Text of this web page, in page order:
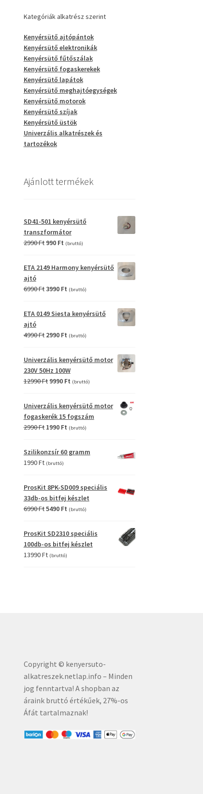
Kategóriák alkatrész szerint
Kenyérsütő ajtópántok
Kenyérsütő elektronikák
Kenyérsütő fűtőszálak
Kenyérsütő fogaskerekek
Kenyérsütő lapátok
Kenyérsütő meghajtóegységek
Kenyérsütő motorok
Kenyérsütő szíjak
Kenyérsütő üstök
Univerzális alkatrészek és
tartozékok
Ajánlott termékek
SD41-501 kenyérsütő
transzformátor
2990Ft Original
was:
990 FtCurrent
990 Ft.
(bruttó)
ETA 2149 Harmony kenyérsütő
ajtó
6990FtOriginal
was:
3990 FtCurrent
is:
3990 Ft.
(bruttó)
ETA 0149 Siesta kenyérsütő
ajtó
4990Ft Original
was:
4990 Ft.
2990 FtCurrent
2990 Ft.
(bruttó)
Univerzális kenyérsütő motor
230V 50Hz 100W
12990Ft Original
was:
12990 Ft.
9990 FtCurrent
is:
9990 Ft.
(bruttó)
Univerzális kenyérsütő motor
fogaskerék 15 fogszám
2990Ft Original
was:
1990 FtCurrent
is:
1990 Ft.
(bruttó)
Szilikonzsír 60 gramm
1990Ft (bruttó)
ProsKit 8PK-SD009 speciális
33db-os bitfej készlet
6990FtOriginal
was:
6990 Ft.
5490 FtCurrent
is:
5490 Ft.
(bruttó)
ProsKit SD2310 speciális
100db-os bitfej készlet
13990Ft (bruttó)
Copyright © kenyersuto-
alkatreszek.netlap.info – Minden
jog fenntartva! A shopban az
áraink bruttó értékűek, 27%-os
Áfát tartalmaznak!